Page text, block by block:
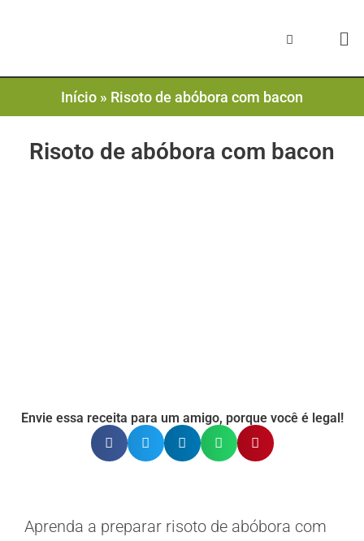
Início » Risoto de abóbora com bacon
Risoto de abóbora com bacon
Envie essa receita para um amigo, porque você é legal!
Aprenda a preparar risoto de abóbora com